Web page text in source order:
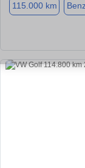
115.000 km